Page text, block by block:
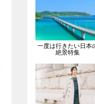
一度は行きたい日本
絶景特集